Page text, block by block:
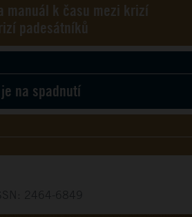
manuál k času mezi krizí
padesátníků
na spadnutí